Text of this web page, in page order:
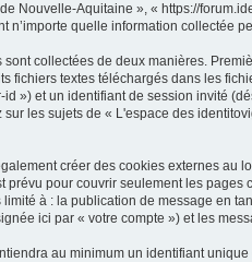
Nouvelle-Aquitaine », « https://
n’importe quelle information collectée
sont collectées de deux manières.
fichiers textes téléchargés dans les
id ») et un identifiant de session invité
sur les sujets de « L'espace des
créer des cookies externes au
prévu pour couvrir seulement les
limité à : la publication de message en
ici par « votre compte ») et les
au minimum un identifiant